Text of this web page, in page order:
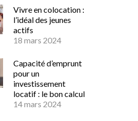
Vivre en colocation :
l’idéal des jeunes
actifs
18 mars 2024
Capacité d’emprunt
pour un
investissement
locatif : le bon calcul
14 mars 2024